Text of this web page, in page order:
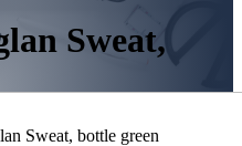
Sweat,
Sweat, bottle green